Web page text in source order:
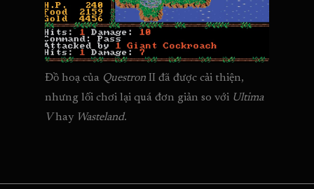
Đồ hoạ của Questron II đã được cải thiện,
nhưng lối chơi lại quá đơn giản so với Ultima
V hay Wasteland.